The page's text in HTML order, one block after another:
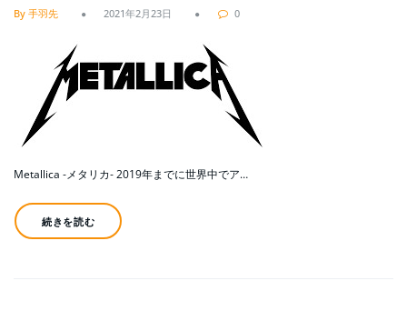
By 手羽先 2021年2月23日 0
Metallica ‐メタリカ‐ 2019年までに世界中でア…
続きを読む